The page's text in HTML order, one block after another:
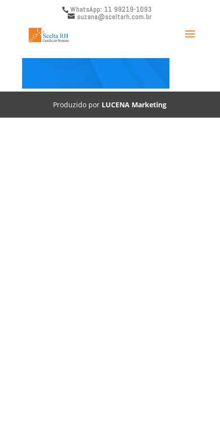
WhatsApp: 11 99219-1093
suzana@sceltarh.com.br
geometic-bg-blue
Produzido por LUCENA Marketing